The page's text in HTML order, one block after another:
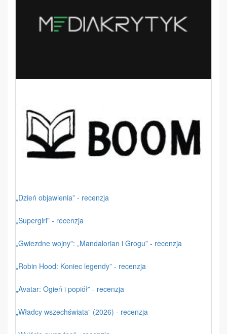
„Dzień objawienia” - recenzja
„Supergirl” - recenzja
„Gwiezdne wojny”: „Mandalorian i Grogu” - recenzja
„Robin Hood: Koniec legendy” - recenzja
„Avatar: Ogień i popiół” - recenzja
„Władcy wszechświata” (2026) - recenzja